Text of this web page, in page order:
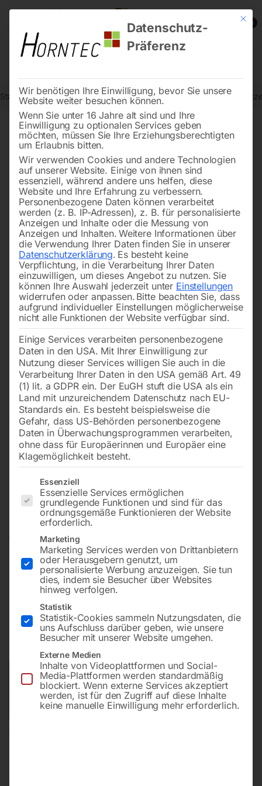
0
Start Steintrenntechnik Diamant-Trennscheiben
Hochdruckspritze für
Mini- u. Easy-Guide passend
7,80
inkl. MwSt. zzgl.Versandkosten
Versandkosten Standard (Österreich):€10,00
Bitte beachten Sie: Die Versandkosten gelten für Österreich.
Andere Länder können abweichen.
Mit
Datenschutz-
Präferenz
Wir benötigen Ihre Einwilligung, bevor Sie unsere
Website weiter besuchen können.
Wenn Sie unter 16 Jahre alt sind und Ihre
Einwilligung zu optionalen Services geben
möchten, müssen Sie Ihre Erziehungsberechtigten
um Erlaubnis bitten.
Wir verwenden Cookies und andere Technologien
auf unserer Website. Einige von ihnen sind
essenziell, während andere uns helfen, diese
Website und Ihre Erfahrung zu verbessern.
Personenbezogene Daten können verarbeitet
werden (z. B. IP-Adressen), z. B. für personalisierte
Anzeigen und Inhalte oder die Messung von
Anzeigen und Inhalten. Weitere Informationen über
die Verwendung Ihrer Daten finden Sie in unserer
Datenschutzerklärung. Es besteht keine
Verpflichtung, in die Verarbeitung Ihrer Daten
einzuwilligen, um dieses Angebot zu nutzen. Sie
können Ihre Auswahl jederzeit unter Einstellungen
widerrufen oder anpassen. Bitte beachten Sie, dass
aufgrund individueller Einstellungen möglicherweise
nicht alle Funktionen der Website verfügbar sind.
Einige Services verarbeiten personenbezogene
Daten in den USA. Mit Ihrer Einwilligung zur
Nutzung dieser Services willigen Sie auch in die
Verarbeitung Ihrer Daten in den USA gemäß Art. 49
(1) lit. a GDPR ein. Der EuGH stuft die USA als ein
Land mit unzureichendem Datenschutz nach EU-
Standards ein. Es besteht beispielsweise die
Gefahr, dass US-Behörden personenbezogene
Daten in Überwachungsprogrammen verarbeiten,
ohne dass für Europäerinnen und Europäer eine
Klagemöglichkeit besteht.
Es folgt eine Liste der Service-Gruppen, für die eine
Essenziell
Essenzielle Services ermöglichen
grundlegende Funktionen und sind für das
ordnungsgemäße Funktionieren der Website
erforderlich.
Marketing
Marketing Services werden von Drittanbietern
oder Herausgebern genutzt, um
personalisierte Werbung anzuzeigen. Sie tun
dies, indem sie Besucher über Websites
hinweg verfolgen.
Statistik
Statistik-Cookies sammeln Nutzungsdaten, die
uns Aufschluss darüber geben, wie unsere
Besucher mit unserer Website umgehen.
Externe Medien
Inhalte von Videoplattformen und Social-
Media-Plattformen werden standardmäßig
blockiert. Wenn externe Services akzeptiert
werden, ist für den Zugriff auf diese Inhalte
keine manuelle Einwilligung mehr erforderlich.